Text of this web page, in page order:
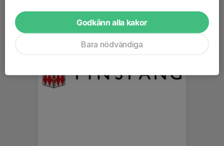
Godkänn alla kakor
Bara nödvändiga